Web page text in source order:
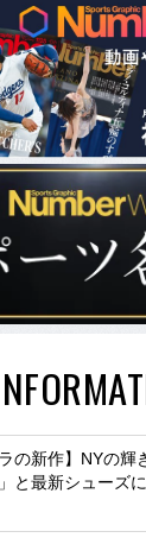
ラの新作】NYの輝
と最新シューズ